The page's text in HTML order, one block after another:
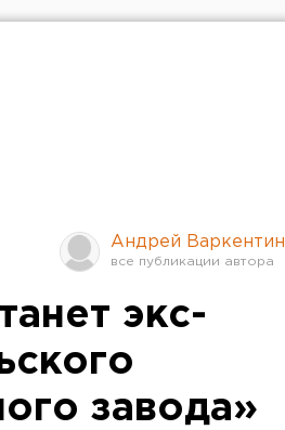
Андрей Варкентин
экс-
завода»